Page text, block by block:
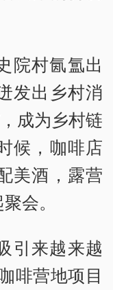
院村氤氲出
发出乡村消
成为乡村链
候，咖啡店
美酒，露营
会。
引来越来越
啡营地项目